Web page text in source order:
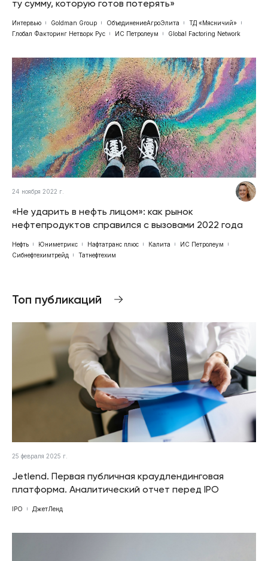
ту сумму, которую готов потерять»
Интервью Goldman Group ОбъединениеАгроЭлита
ТД «Мясничий»
Глобал Факторинг Нетворк Рус
ИС Петролеум Global Factoring Network
24 ноября 2022 г.
«Не ударить в нефть лицом»: как рынок
нефтепродуктов справился с вызовами 2022 года
Нефть Юниметрикс Нафтатранс плюс Калита
ИС Петролеум
Сибнефтехимтрейд
Татнефтехим
Топ публикаций
25 февраля 2025 г.
Jetlend. Первая публичная краудлендинговая
платформа. Аналитический отчет перед IPO
IPO ДжетЛенд